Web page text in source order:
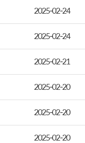
2025-02-24
2025-02-24
2025-02-21
2025-02-20
2025-02-20
2025-02-20